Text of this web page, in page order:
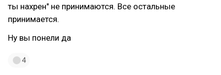
ты нахрен" не принимаются. Все остальные
принимается.
Ну вы понели да
4